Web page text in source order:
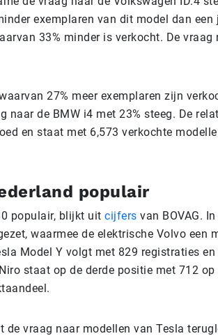
exemplaren van dit model dan een
33% minder is verkocht. De vraag
27% meer exemplaren zijn
naar de BMW i4 met 23% steeg. De
en staat met 6,573 verkochte
populair
populair, blijkt uit cijfers van BOVAG.
waarmee de elektrische Volvo een
Model Y volgt met 829 registraties en
staat op de derde positie met 712 op
de vraag naar modellen van Tesla